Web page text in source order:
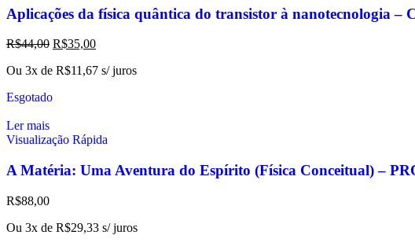
Aplicações da física quântica do transistor à nanotecnologia –
R$44,00 R$35,00
Ou 3x de R$11,67 s/ juros
Esgotado
Ler mais
Visualização Rápida
A Matéria: Uma Aventura do Espírito (Física Conceitual) –
R$88,00
Ou 3x de R$29,33 s/ juros